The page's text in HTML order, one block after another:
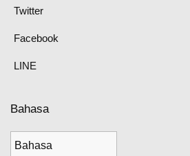
Twitter
Facebook
LINE
Bahasa